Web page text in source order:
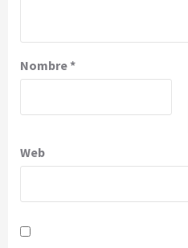
Nombre*
Web